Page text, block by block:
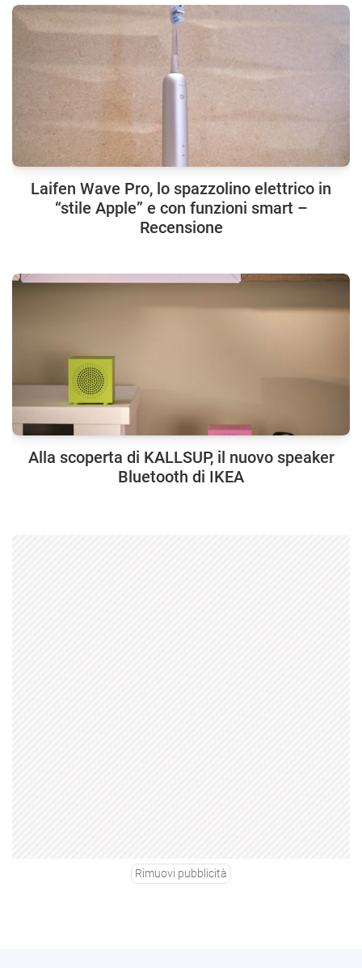
Laifen Wave Pro, lo spazzolino elettrico in
“stile Apple” e con funzioni smart –
Recensione
Alla scoperta di KALLSUP, il nuovo speaker
Bluetooth di IKEA
Rimuovi pubblicità